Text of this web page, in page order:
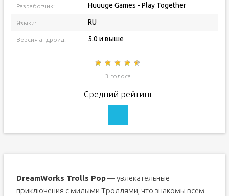
Разработчик: Huuuge Games - Play Together
Языки: RU
Версия андроид: 5.0 и выше
3 голоса
Средний рейтинг
DreamWorks Trolls Pop— увлекательные
приключения с милыми Троллями, что знакомы всем